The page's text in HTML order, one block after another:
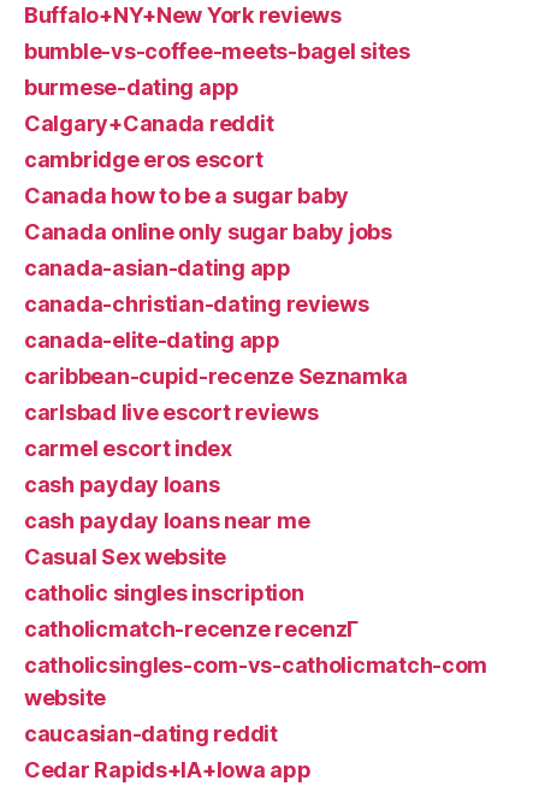
Buffalo+NY+New York reviews
bumble-vs-coffee-meets-bagel sites
burmese-dating app
Calgary+Canada reddit
cambridge eros escort
Canada how to be a sugar baby
Canada online only sugar baby jobs
canada-asian-dating app
canada-christian-dating reviews
canada-elite-dating app
caribbean-cupid-recenze Seznamka
carlsbad live escort reviews
carmel escort index
cash payday loans
cash payday loans near me
Casual Sex website
catholic singles inscription
catholicmatch-recenze recenzГ­
catholicsingles-com-vs-catholicmatch-com
website
caucasian-dating reddit
Cedar Rapids+IA+Iowa app